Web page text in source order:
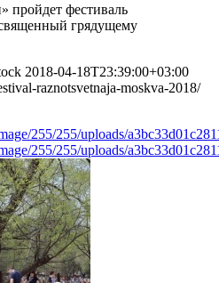
пройдет фестиваль
грядущему
2018-04-18T23:39:00+03:00
raznotsvetnaja-moskva-2018/
255/255/uploads/
255/255/uploads/